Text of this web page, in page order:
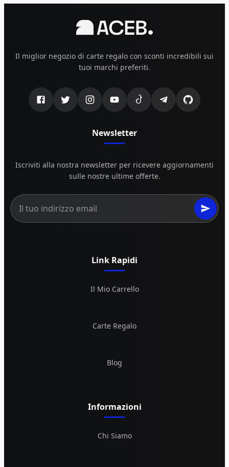
Il miglior negozio di carte regalo con sconti incredibili sui
tuoi marchi preferiti.
Newsletter
Iscriviti alla nostra newsletter per ricevere aggiornamenti
sulle nostre ultime offerte.
Link Rapidi
Il Mio Carrello
Carte Regalo
Blog
Informazioni
Chi Siamo